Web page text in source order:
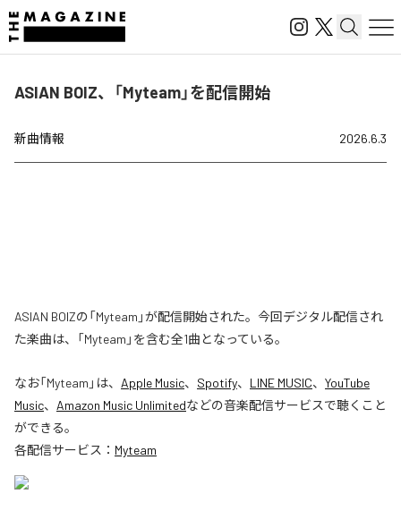
ASIAN BOIZ、「Myteam」を配信開始
新曲情報 2026.6.3
ASIAN BOIZの「Myteam」が配信開始された。今回デジタル配信され
た楽曲は、「Myteam」を含む全1曲となっている。
なお「Myteam 」は、 Apple Music、 Spotify、 LINE MUSIC、 YouTube
Music、 Amazon Music Unlimitedなどの音楽配信サービスで聴くこと
ができる。
各配信サービス： Myteam